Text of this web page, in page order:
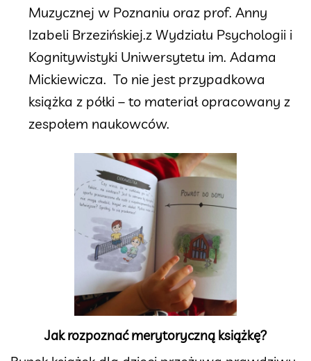
Muzycznej w Poznaniu oraz prof. Anny
Izabeli Brzezińskiej.z Wydziału Psychologii i
Kognitywistyki Uniwersytetu im. Adama
Mickiewicza. To nie jest przypadkowa
książka z półki – to materiał opracowany z
zespołem naukowców.
Jak rozpoznać merytoryczną książkę?